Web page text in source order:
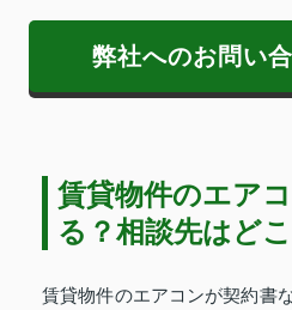
弊社へのお問い
賃貸物件のエア
る？相談先はど
賃貸物件のエアコンが契約書